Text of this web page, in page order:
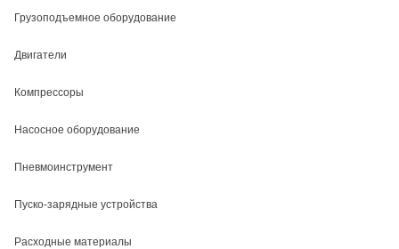
Грузоподъемное оборудование
Двигатели
Компрессоры
Насосное оборудование
Пневмоинструмент
Пуско-зарядные устройства
Расходные материалы